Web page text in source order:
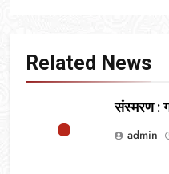
Related News
संस्मरण :
admin